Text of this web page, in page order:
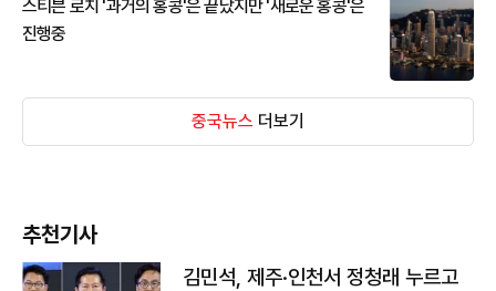
스티븐 로치 '과거의 홍콩'은 끝났지만 '새로운 홍콩'은
진행중
중국뉴스 더보기
추천기사
김민석, 제주·인천서 정청래 누르고